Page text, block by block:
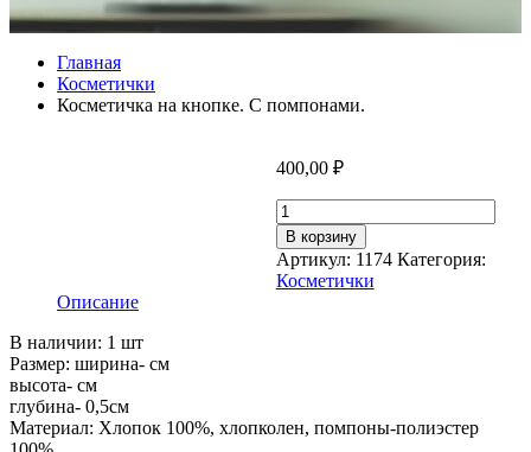
Главная
Косметички
Косметичка на кнопке. С помпонами.
400,00 ₽
Количество
товара
Косметичка
на
кнопке.
В корзину
Артикул: 1174 Категория:
Косметички
Описание
В наличии: 1 шт
Размер: ширина- см
высота- см
глубина- 0,5см
Материал: Хлопок 100%, хлопколен, помпоны-полиэстер